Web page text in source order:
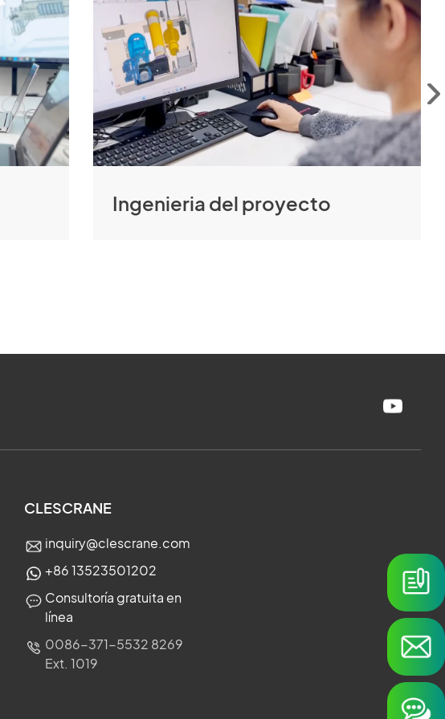
Ingenieria del proyecto
CLESCRANE
inquiry@clescrane.com
+86 13523501202
Consultoría gratuita en
línea
0086-371-5532 8269
Ext. 1019